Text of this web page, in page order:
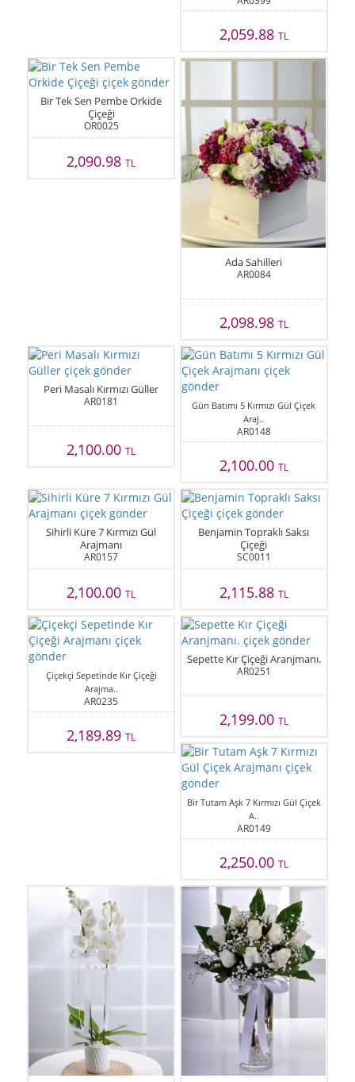
2,059.88 TL
Bir Tek Sen Pembe Orkide
Çiçeği
OR0025
2,090.98TL
Ada Sahilleri
AR0084
2,098.98 TL
Peri Masalı Kırmızı Güller
AR0181
2,100.00TL
Gün Batımı 5 Kırmızı Gül Çiçek
Araj..
AR0148
2,100.00 TL
Sihirli Küre 7 Kırmızı Gül
Arajmanı
AR0157
2,100.00TL
Benjamin Topraklı Saksı
Çiçeği
SC0011
2,115.88 TL
Çiçekçi Sepetinde Kır Çiçeği
Arajma..
AR0235
2,189.89TL
Sepette Kır Çiçeği Aranjmanı.
AR0251
2,199.00 TL
Bir Tutam Aşk 7 Kırmızı Gül Çiçek
A..
AR0149
2,250.00 TL